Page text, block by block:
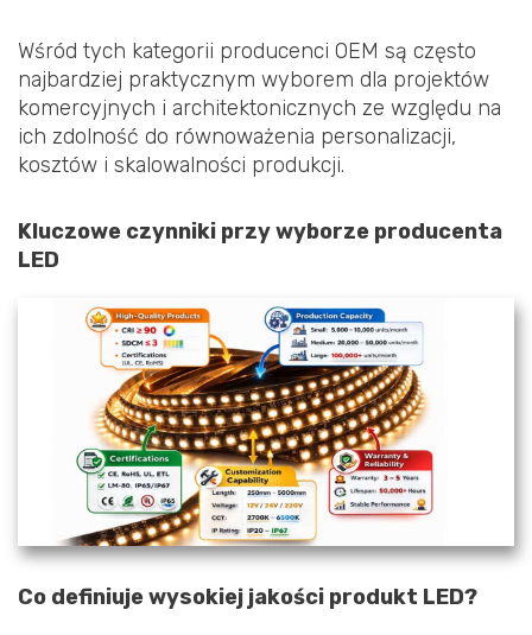
Wśród tych kategorii producenci OEM są często
najbardziej praktycznym wyborem dla projektów
komercyjnych i architektonicznych ze względu na
ich zdolność do równoważenia personalizacji,
kosztów i skalowalności produkcji.
Kluczowe czynniki przy wyborze producenta
LED
Co definiuje wysokiej jakości produkt LED?